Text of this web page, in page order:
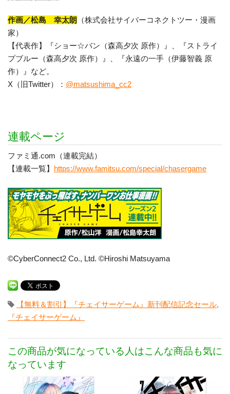
作画／松島 幸太朗 （株式会社サイバーコネクトツー・漫画
家）
【代表作】『ショー☆バン（森高夕次 原作）』、『ストライ
プブルー（森高夕次 原作）』、『永遠の一手（伊藤智義 原
作）』など。
X（旧Twitter）： @matsushima_cc2
連載ページ
ファミ通.com（連載完結）
【連載一覧】 https://www.famitsu.com/special/chasergame
©CyberConnect2 Co., Ltd. ©Hiroshi Matsuyama
【無料＆割引】『チェイサーゲーム』新刊配信記念セール,
『チェイサーゲーム』
この商品が気になっている人はこんな商品も気に
なっています